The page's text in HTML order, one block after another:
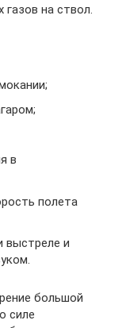
на ствол.
в
полета
выстреле и
большой
силе